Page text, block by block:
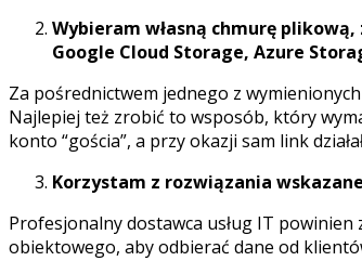
Wybieram własną chmurę
Google Cloud Storage, Azure
Za pośrednictwem jednego z
Najlepiej też zrobić to wsposób, który
konto “gościa”, a przy okazji sam link
Korzystam z rozwiązania
Profesjonalny dostawca usług IT
obiektowego, aby odbierać dane od